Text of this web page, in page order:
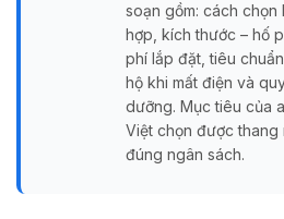
soạn gồm: cách chọn
hợp, kích thước – hố
phí lắp đặt, tiêu
hộ khi mất điện và
dưỡng. Mục tiêu của
Việt chọn được thang
đúng ngân sách.